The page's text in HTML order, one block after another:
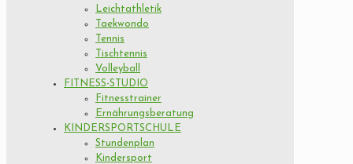
Leichtathletik
Taekwondo
Tennis
Tischtennis
Volleyball
FITNESS-STUDIO
Fitnesstrainer
Ernährungsberatung
KINDERSPORTSCHULE
Stundenplan
Kindersport